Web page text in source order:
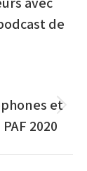
de
et
2020